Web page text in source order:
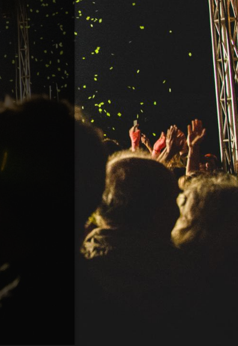
микрозайм займ на карту онлайн быстрый займ